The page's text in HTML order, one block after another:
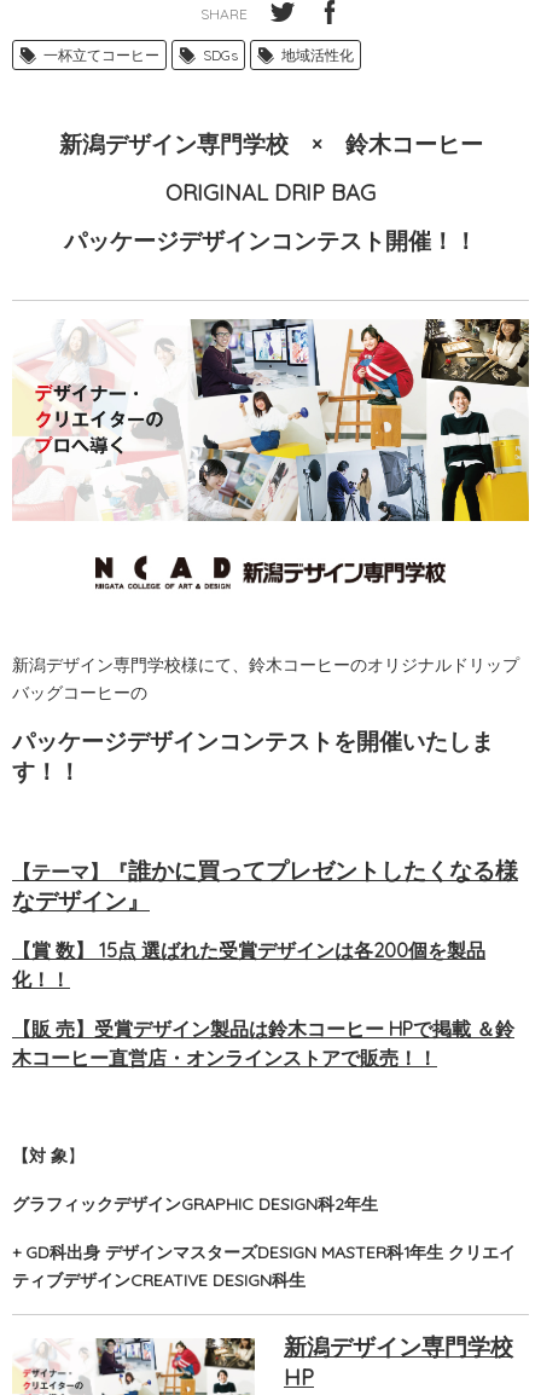
SHARE
一杯立てコーヒー SDGs 地域活性化
新潟デザイン専門学校 × 鈴木コーヒー
ORIGINAL DRIP BAG
パッケージデザインコンテスト開催！！
新潟デザイン専門学校様にて、鈴木コーヒーのオリジナルドリップ
バッグコーヒーの
パッケージデザインコンテストを開催いたしま
す！！
【テーマ】『誰かに買ってプレゼントしたくなる様
なデザイン』
【賞 数】 15点 選ばれた受賞デザインは各200個を製品
化！！
【販 売】受賞デザイン製品は鈴木コーヒー HPで掲載 ＆鈴
木コーヒー直営店・オンラインストアで販売！！
【対 象】
グラフィックデザインGRAPHIC DESIGN科2年生
+ GD科出身 デザインマスターズDESIGN MASTER科1年生 クリエイ
ティブデザインCREATIVE DESIGN科生
新潟デザイン専門学校
HP